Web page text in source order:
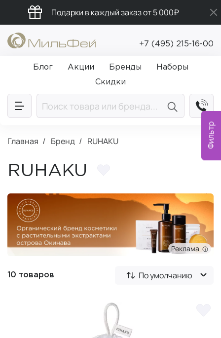
Фильтр
Подарки в каждый заказ от 5 000₽
Промокод ПРИВЕТ
Бесплатная доставка от 5 000₽
+7 (495) 215-16-00
Блог Акции Бренды
Наборы
Скидки
Главная Бренд RUHAKU
RUHAKU
Реклама
10 товаров По умолчанию